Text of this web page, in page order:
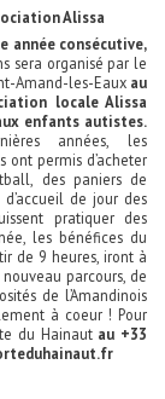
Alissa
année consécutive,
sera organisé par le
Amand-les-Eaux au
locale Alissa
enfants autistes.
années, les
ont permis d’acheter
des paniers de
de jour des
pratiquer des
les bénéfices du
de 9 heures, iront à
parcours, de
de l’Amandinois
à coeur ! Pour
du Hainaut au +33